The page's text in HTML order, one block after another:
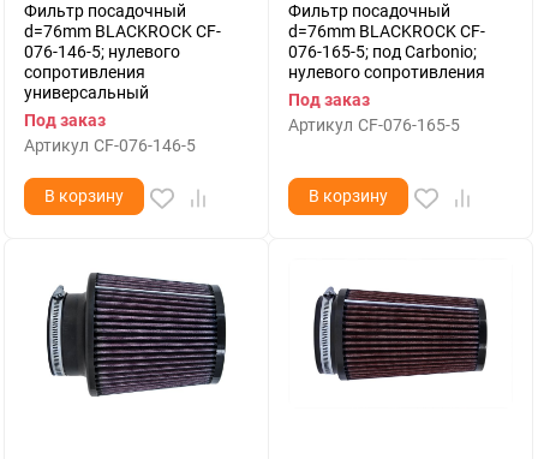
Фильтр посадочный
d=76mm BLACKROCK CF-
076-146-5; нулевого
сопротивления
универсальный
Под заказ
Артикул CF-076-146-5
В корзину
Фильтр посадочный
d=76mm BLACKROCK CF-
076-165-5; под Carbonio;
нулевого сопротивления
Под заказ
Артикул CF-076-165-5
В корзину